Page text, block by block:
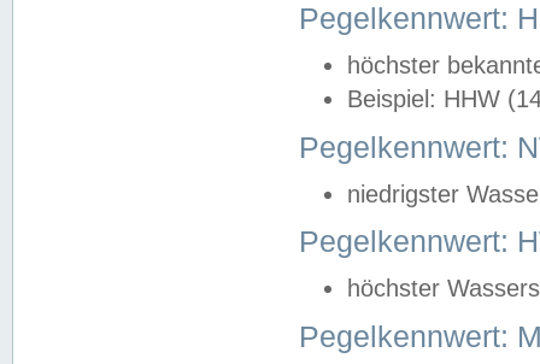
Pegelkennwert:
höchster
Beispiel: HHW
Pegelkennwert:
niedrigster
Pegelkennwert:
höchster
Pegelkennwert: